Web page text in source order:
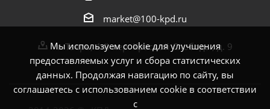
Мы используем cookie для улучшения
предоставляемых услуг и сбора статистических
данных. Продолжая навигацию по сайту, вы
соглашаетесь с использованием cookie в соответствии
с
market@100-kpd.ru
г. Тверь, 4-й пер. Красной Слободы, д. 9